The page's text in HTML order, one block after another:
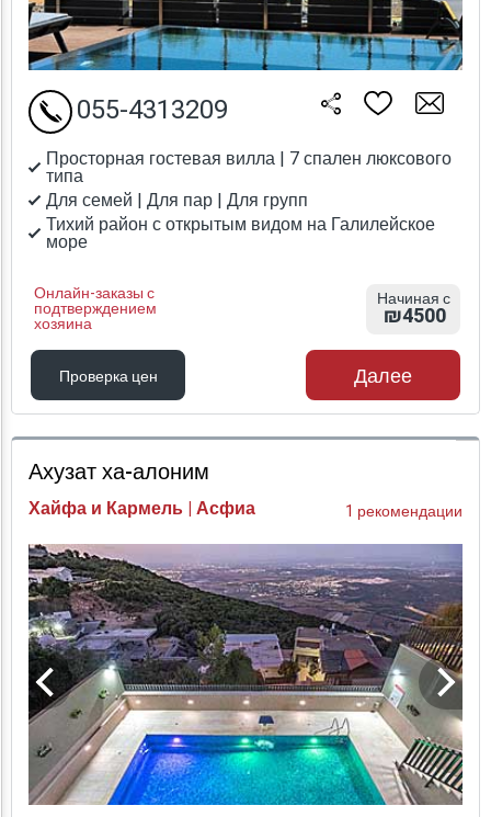
Просторная гостевая вилла | 7 спален люксового
типа
Для семей | Для пар | Для групп
Тихий район с открытым видом на Галилейское
море
Онлайн-заказы с
подтверждением
хозяина
055-4313209
Начиная с
₪4500
Проверка цен
Проверка цен
Далее
Ахузат ха-алоним
Хайфа и Кармель | Асфиа 1 рекомендации